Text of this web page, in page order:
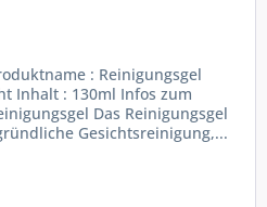
: Reinigungsgel
Inhalt : 130ml Infos zum
Das Reinigungsgel
Gesichtsreinigung,...